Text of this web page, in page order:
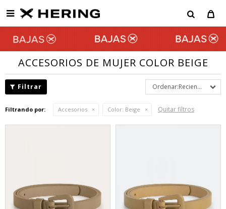

ACCESORIOS DE MUJER COLOR BEIGE
Recientes
Filtrando por: Accesorios Color: Beige Quitar filtros